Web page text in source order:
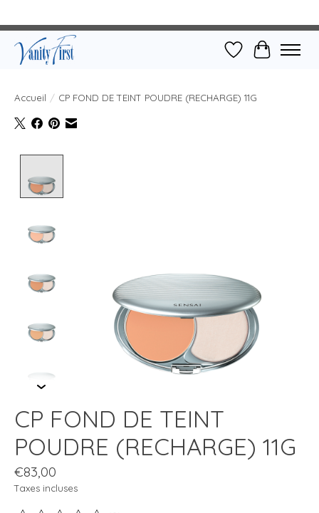
Liste dePanier
Accueil / CP FOND DE TEINT POUDRE (RECHARGE) 11G
CP FOND DE TEINT
POUDRE (RECHARGE) 11G
€83,00
Taxes incluses